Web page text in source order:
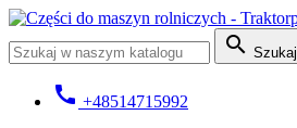
 Szukaj
call +48514715992